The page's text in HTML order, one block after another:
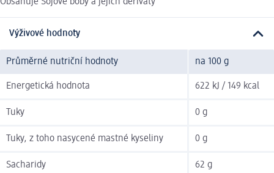
Výživové hodnoty
Průměrné nutriční hodnoty na 100 g
Energetická hodnota 622 kJ / 149 kcal
Tuky 0 g
Tuky, z toho nasycené mastné kyseliny 0 g
Sacharidy 62 g